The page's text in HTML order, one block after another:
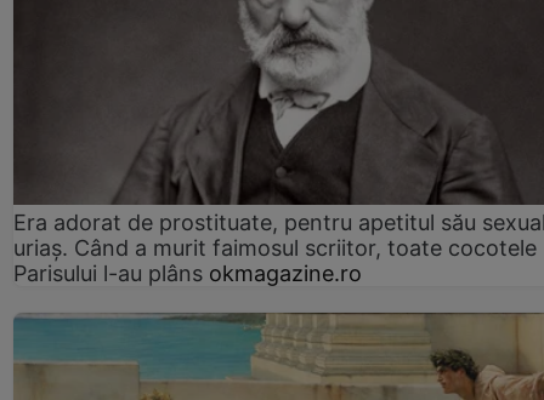
Era adorat de prostituate, pentru apetitul său
uriaș. Când a murit faimosul scriitor, toate cocotele
Parisului l-au plâns okmagazine.ro